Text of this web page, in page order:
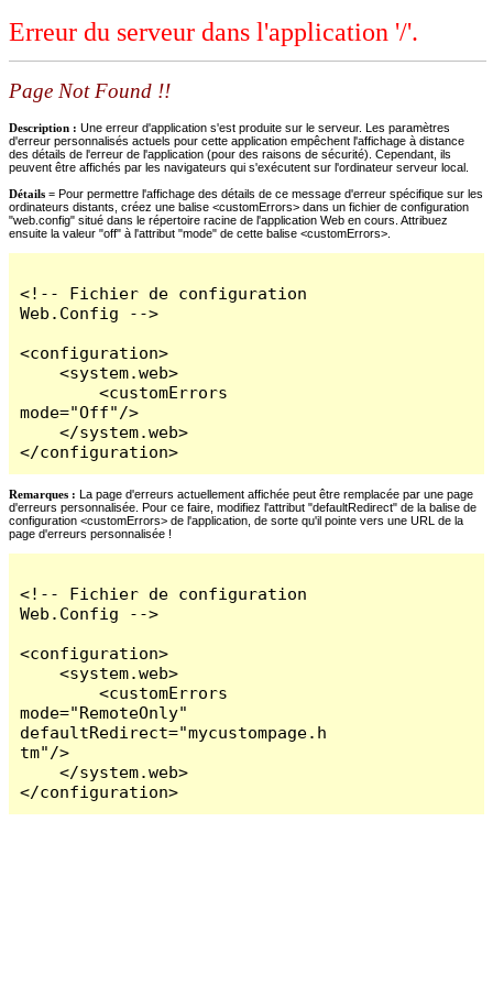
Erreur du serveur dans l'application '/'.
Page Not Found !!
Description : Une erreur d'application s'est produite sur le serveur. Les paramètres
d'erreur personnalisés actuels pour cette application empêchent l'affichage à distance
des détails de l'erreur de l'application (pour des raisons de sécurité). Cependant, ils
peuvent être affichés par les navigateurs qui s'exécutent sur l'ordinateur serveur local.
Détails = Pour permettre l'affichage des détails de ce message d'erreur spécifique sur les
ordinateurs distants, créez une balise <customErrors> dans un fichier de configuration
"web.config" situé dans le répertoire racine de l'application Web en cours. Attribuez
ensuite la valeur "off" à l'attribut "mode" de cette balise <customErrors>.
<!-- Fichier de configuration
Web.Config -->
<configuration>
    <system.web>
        <customErrors
mode="Off"/>
    </system.web>
</configuration>
Remarques : La page d'erreurs actuellement affichée peut être remplacée par une page
d'erreurs personnalisée. Pour ce faire, modifiez l'attribut "defaultRedirect" de la balise de
configuration <customErrors> de l'application, de sorte qu'il pointe vers une URL de la
page d'erreurs personnalisée !
<!-- Fichier de configuration
Web.Config -->
<configuration>
    <system.web>
        <customErrors
mode="RemoteOnly"
defaultRedirect="mycustompage.h
tm"/>
    </system.web>
</configuration>